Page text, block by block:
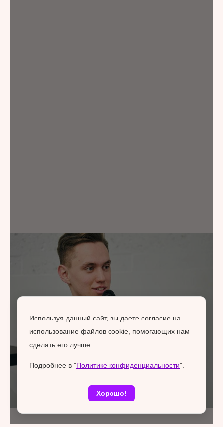
Используя данный сайт, вы даете согласие на
использование файлов cookie, помогающих нам
сделать его лучше.
Подробнее в "Политике конфиденциальности".
Хорошо!